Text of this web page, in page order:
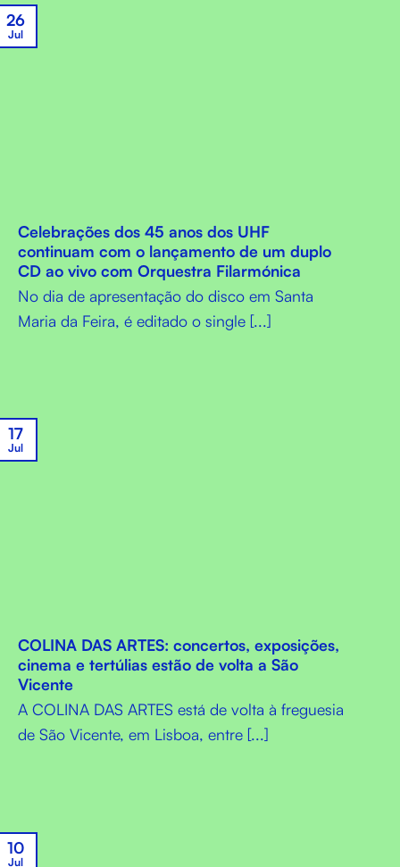
Celebrações dos 45 anos dos UHF
continuam com o lançamento de um duplo
CD ao vivo com Orquestra Filarmónica
No dia de apresentação do disco em Santa
Maria da Feira, é editado o single [...]
26
Jul
COLINA DAS ARTES: concertos, exposições,
cinema e tertúlias estão de volta a São
Vicente
A COLINA DAS ARTES está de volta à freguesia
de São Vicente, em Lisboa, entre [...]
17
Jul
10
Jul